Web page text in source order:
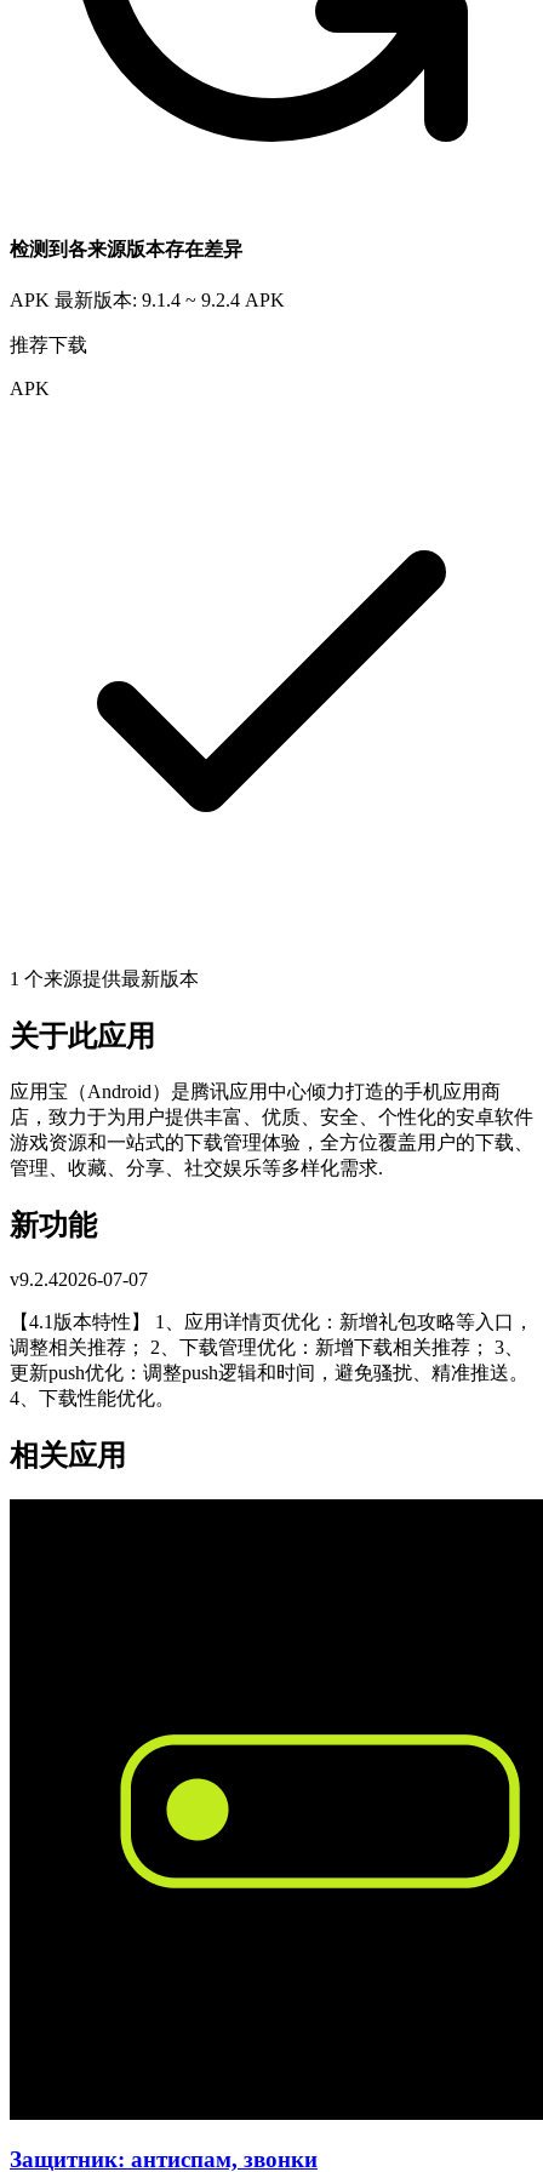
检测到各来源版本存在差异
APK 最新版本: 9.1.4 ~ 9.2.4 APK
推荐下载
APK
1 个来源提供最新版本
关于此应用
应用宝（Android）是腾讯应用中心倾力打造的手机应用商
店，致力于为用户提供丰富、优质、安全、个性化的安卓软件
游戏资源和一站式的下载管理体验，全方位覆盖用户的下载、
管理、收藏、分享、社交娱乐等多样化需求.
新功能
v9.2.42026-07-07
【4.1版本特性】 1、应用详情页优化：新增礼包攻略等入口，
调整相关推荐； 2、下载管理优化：新增下载相关推荐； 3、
更新push优化：调整push逻辑和时间，避免骚扰、精准推送。
4、下载性能优化。
相关应用
Защитник: антиспам, звонки